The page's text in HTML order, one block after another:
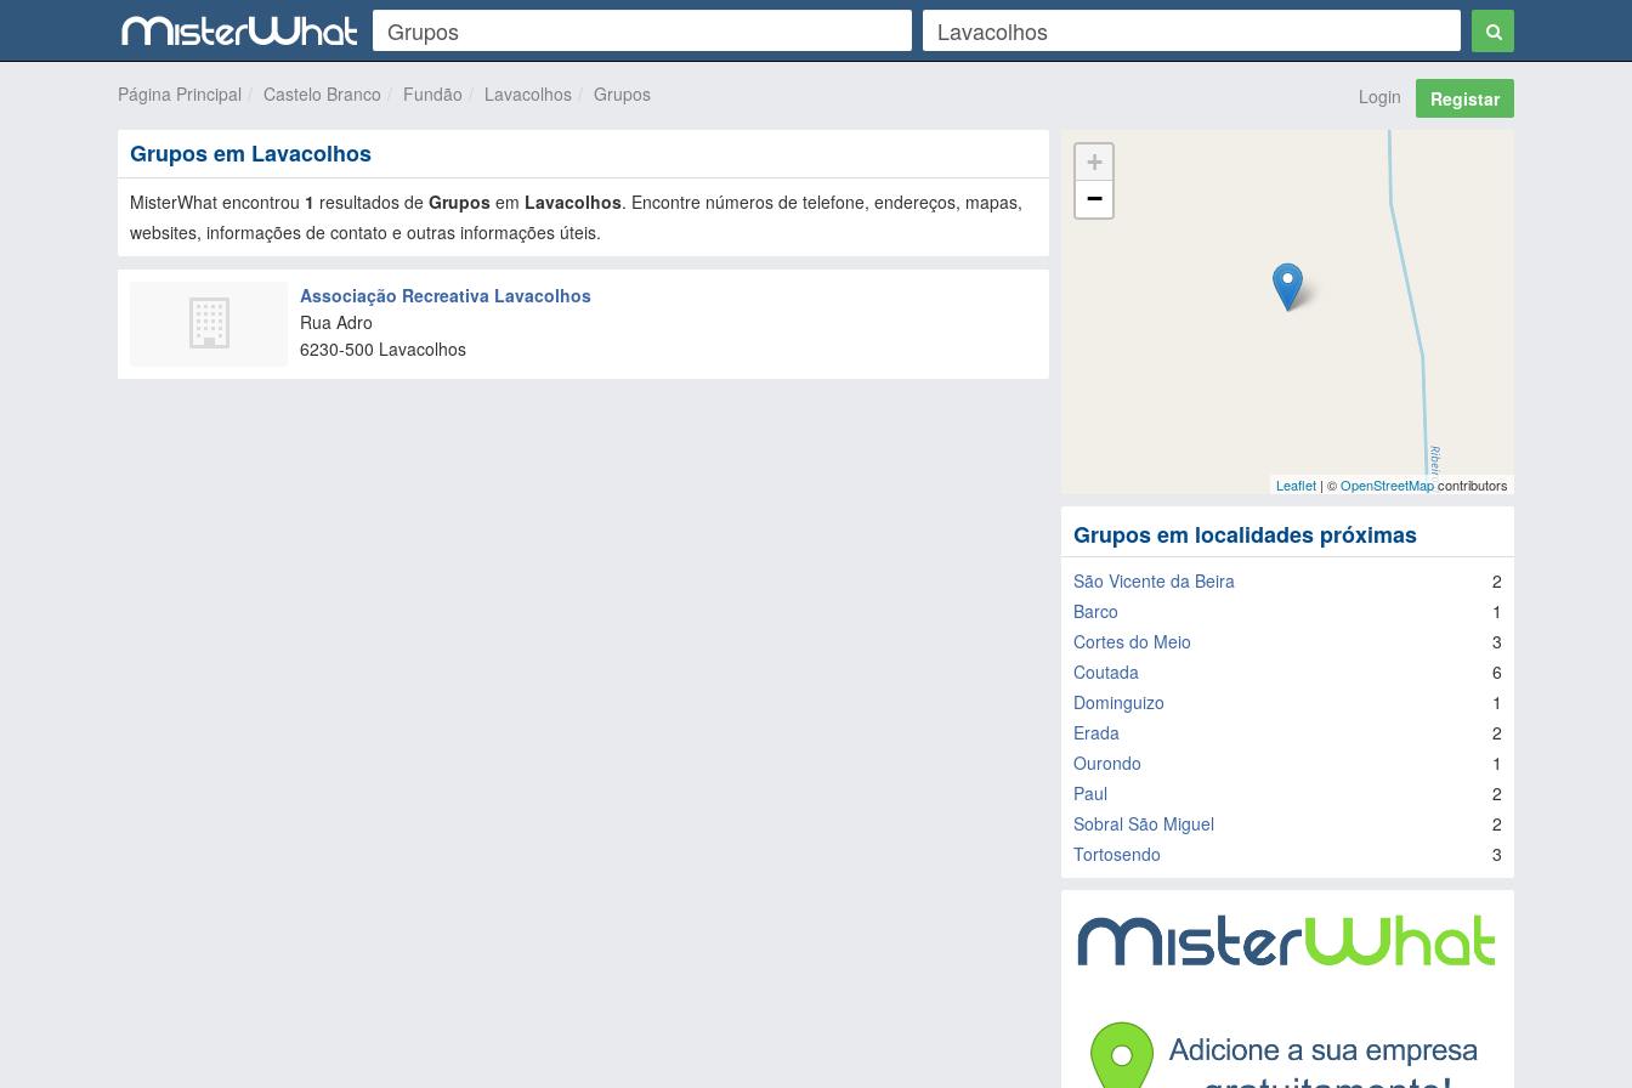
Página Principal Castelo Branco Fundão Lavacolhos Grupos Login Registar
Grupos em Lavacolhos
MisterWhat encontrou 1 resultados de Grupos em Lavacolhos. Encontre números de telefone, endereços, mapas,
websites, informações de contato e outras informações úteis.
Associação Recreativa Lavacolhos
Rua Adro
6230-500 Lavacolhos
+
−
Leaflet| ©OpenStreetMapcontributors
Grupos em localidades próximas
São Vicente da Beira
2
Barco
1
Cortes do Meio
3
Coutada
6
Dominguizo
1
Erada
2
Ourondo
1
Paul
2
Sobral São Miguel
2
Tortosendo
3